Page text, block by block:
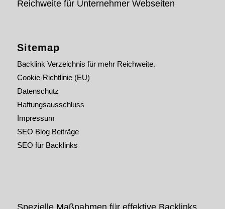
Reichweite für Unternehmer Webseiten
Sitemap
Backlink Verzeichnis für mehr Reichweite.
Cookie-Richtlinie (EU)
Datenschutz
Haftungsausschluss
Impressum
SEO Blog Beiträge
SEO für Backlinks